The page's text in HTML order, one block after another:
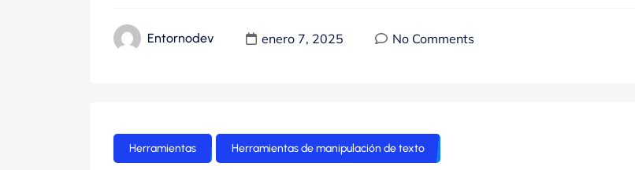
Entornodev enero 7, 2025 No Comments
Herramientas Herramientas de manipulación de texto